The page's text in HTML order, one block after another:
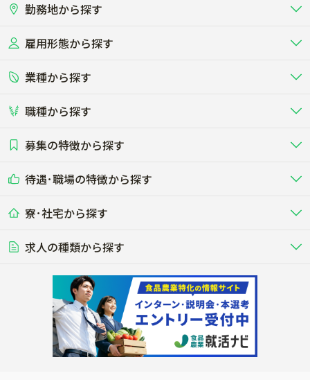
勤務地から探す
北海道
関東
東海
雇用形態から探す
正社員 バイト・アルバイト・パート
短期アルバイト
その他（独立・副業など）
業種から探す
畜産（酪農･肉牛･養豚･養鶏など）
酪農
する牧場
養豚
る養豚場
レースで活躍する馬の手入れや子馬
その他畜産
その他動物の畜産業（羊、ウズラな
ど）
畑・圃場で野菜・穀物を生産 ビニールハウスで多様な野菜の生産
稲作
ビニールハウスで観賞用植物の栽
植物工場
環境制御された工場で野菜の生産管
理
農業資材･肥料
農場設備・肥料・飼料の生産・流
農業用の機械・機材の開発・販
流通･商社
農産物・農産品の物流・卸し・輸出
入
製造･加工･販売 福祉
その他業種
木材の植林・伐採・加工、または
漁業･養殖
魚介類の採捕・養殖、または水産加
工場
職種から探す
農場･牧場･現場職
専門職（獣医師･人工授精師･
研究･開発 WEB･IT
その他職種
募集の特徴から探す
未経験歓迎
学歴不問
50代採用実績あり
AT免許OK
内定まで最短1週間 管理者･幹部採用
待遇･職場の特徴から探す
社会保険完備
食事補助あり
年間休日100日以上
経験者優遇 独立支援可能
寮･社宅から探す
単身寮あり
寮･社宅相談可
求人の種類から探す
転職おまかせ求人